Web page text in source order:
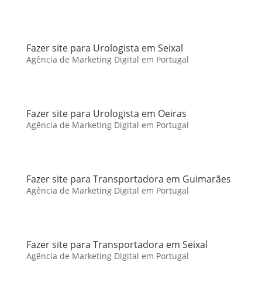
Fazer site para Urologista em Seixal
Agência de Marketing Digital em Portugal
Fazer site para Urologista em Oeiras
Agência de Marketing Digital em Portugal
Fazer site para Transportadora em Guimarães
Agência de Marketing Digital em Portugal
Fazer site para Transportadora em Seixal
Agência de Marketing Digital em Portugal